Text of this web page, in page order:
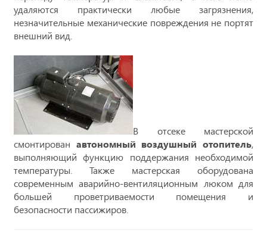
удаляются практически любые загрязнения,
незначительные механические повреждения не портят
внешний вид.
В отсеке мастерской
смонтирован автономный воздушный отопитель,
выполняющий функцию поддержания необходимой
температуры. Также мастерская оборудована
современным аварийно-вентиляционным люком для
большей проветриваемости помещения и
безопасности пассижиров.